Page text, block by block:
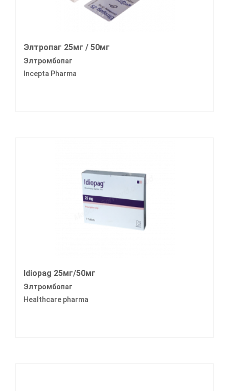
Элтропаг 25мг / 50мг
Элтромбопаг
Incepta Pharma
Idiopag 25мг/50мг
Элтромбопаг
Healthcare pharma